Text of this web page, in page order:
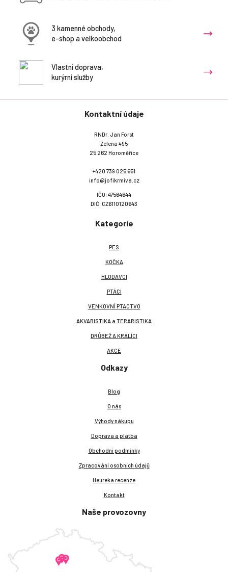
3 kamenné obchody,
e-shop a velkoobchod
Vlastní doprava,
kurýrní služby
Kontaktní údaje
RNDr. Jan Forst
Zelená 495
25 262 Horoměřice
+420 739 025 651
info@jofikrmiva.cz
IČO: 47564644
DIČ: CZ6110120643
Kategorie
PES
KOČKA
HLODAVCI
PTÁCI
VENKOVNÍ PTACTVO
AKVARISTIKA a TERARISTIKA
DRŮBEŽ A KRÁLÍCI
AKCE
Odkazy
Blog
O nás
Výhody nákupu
Doprava a platba
Obchodní podmínky
Zpracování osobních údajů
Heureka recenze
Kontakt
Naše provozovny